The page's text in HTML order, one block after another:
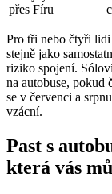
přes Fíru
Pro tři nebo čtyři
stejně jako
riziko spojení.
na autobuse, pokud
se v červenci a
vzácní.
Past s
která vás